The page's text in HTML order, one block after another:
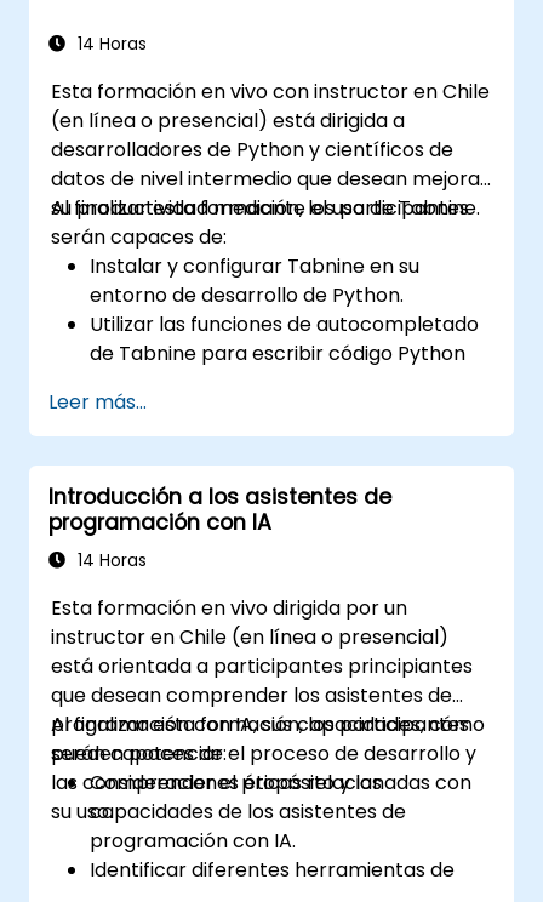
trabajo diarios.
14 Horas
Esta formación en vivo con instructor en Chile
(en línea o presencial) está dirigida a
desarrolladores de Python y científicos de
datos de nivel intermedio que desean mejorar
su productividad mediante el uso de Tabnine.
Al finalizar esta formación, los participantes
serán capaces de:
Instalar y configurar Tabnine en su
entorno de desarrollo de Python.
Utilizar las funciones de autocompletado
de Tabnine para escribir código Python
Personalizar el comportamiento de
Tabnine según su estilo de codificación y
las necesidades del proyecto.
Comprender cómo funciona el modelo de
IA de Tabnine específicamente con
código Python.
Leer más...
Introducción a los asistentes de
programación con IA
14 Horas
Esta formación en vivo dirigida por un
instructor en Chile (en línea o presencial)
está orientada a participantes principiantes
que desean comprender los asistentes de
programación con IA, sus capacidades, cómo
pueden potenciar el proceso de desarrollo y
las consideraciones éticas relacionadas con
su uso.
Al finalizar esta formación, los participantes
serán capaces de:
Comprender el propósito y las
capacidades de los asistentes de
programación con IA.
Identificar diferentes herramientas de